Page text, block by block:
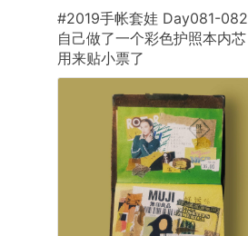
#2019手帐套娃 Day081-082
自己做了一个彩色护照本内芯
用来贴小票了